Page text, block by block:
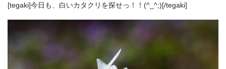
[tegaki]今日も、白いカタクリを探せっ！！(^_^;)[/tegaki]